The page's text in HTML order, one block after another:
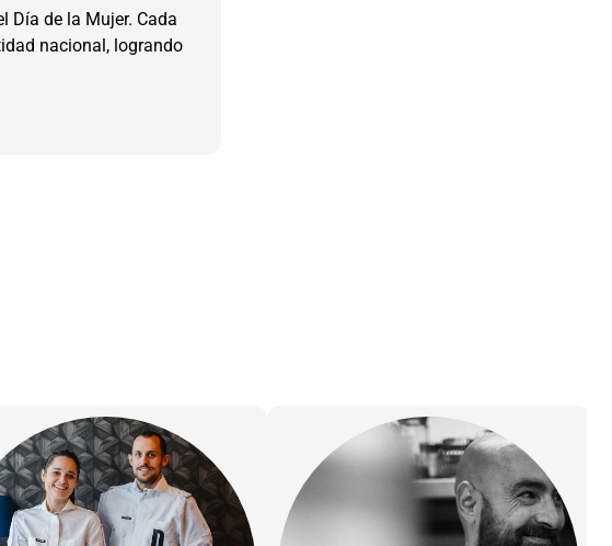
Día de la Mujer. Cada
nacional, logrando